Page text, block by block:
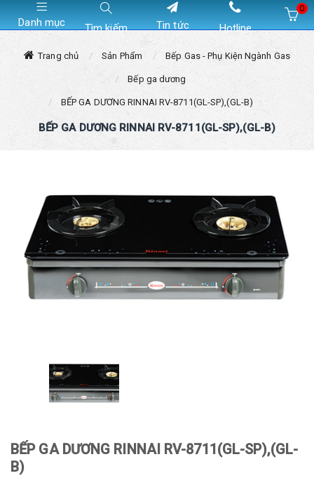
Danh mục Tìm kiếm Tin tức Hotline
0
Trang chủ Sản Phẩm Bếp Gas - Phụ Kiện Ngành Gas
Bếp ga dương
BẾP GA DƯƠNG RINNAI RV-8711(GL-SP),(GL-B)
BẾP GA DƯƠNG RINNAI RV-8711(GL-SP),(GL-B)
BẾP GA DƯƠNG RINNAI RV-8711(GL-SP),(GL-
B)